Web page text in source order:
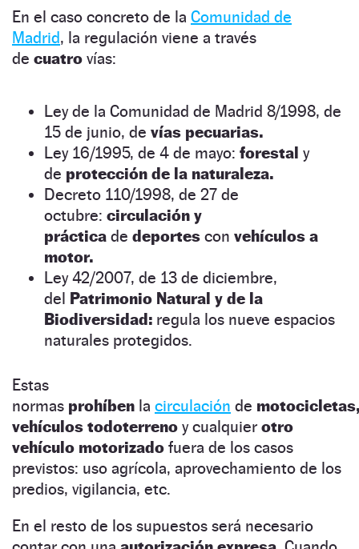
En el caso concreto de la Comunidad de
Madrid, la regulación viene a través
de cuatro vías:
Ley de la Comunidad de Madrid 8/1998, de
15 de junio, de vías pecuarias.
Ley 16/1995, de 4 de mayo: forestal y
de protección de la naturaleza.
Decreto 110/1998, de 27 de
octubre: circulación y
práctica de deportes con vehículos a
motor.
Ley 42/2007, de 13 de diciembre,
del Patrimonio Natural y de la
Biodiversidad: regula los nueve espacios
naturales protegidos.
Estas
normas prohíben la circulación de motocicletas,
vehículos todoterreno y cualquier otro
vehículo motorizado fuera de los casos
previstos: uso agrícola, aprovechamiento de los
predios, vigilancia, etc.
En el resto de los supuestos será necesario